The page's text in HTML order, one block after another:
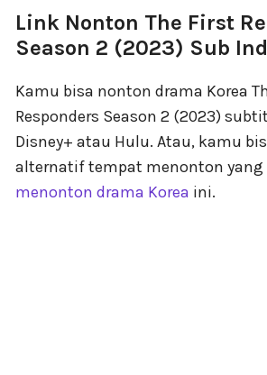
Link Nonton The First
Season 2 (2023) Sub
Kamu bisa nonton drama Korea
Responders Season 2 (2023)
Disney+ atau Hulu. Atau, kamu
alternatif tempat menonton yang
menonton drama Korea ini.